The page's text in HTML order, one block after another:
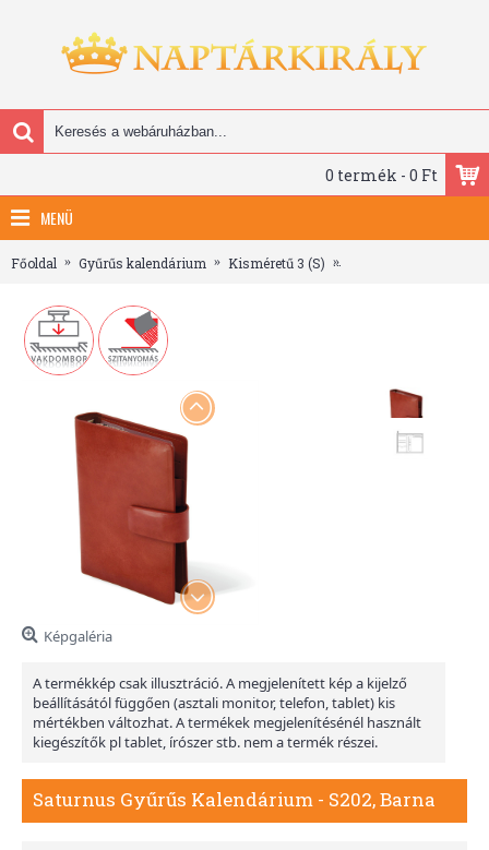
0 termék - 0 Ft
MENÜ
Főoldal Gyűrűs kalendárium Kisméretű 3 (S)
Képgaléria
A termékkép csak illusztráció. A megjelenített kép a kijelző
beállításától függően (asztali monitor, telefon, tablet) kis
mértékben változhat. A termékek megjelenítésénél használt
kiegészítők pl tablet, írószer stb. nem a termék részei.
Saturnus Gyűrűs Kalendárium - S202, Barna